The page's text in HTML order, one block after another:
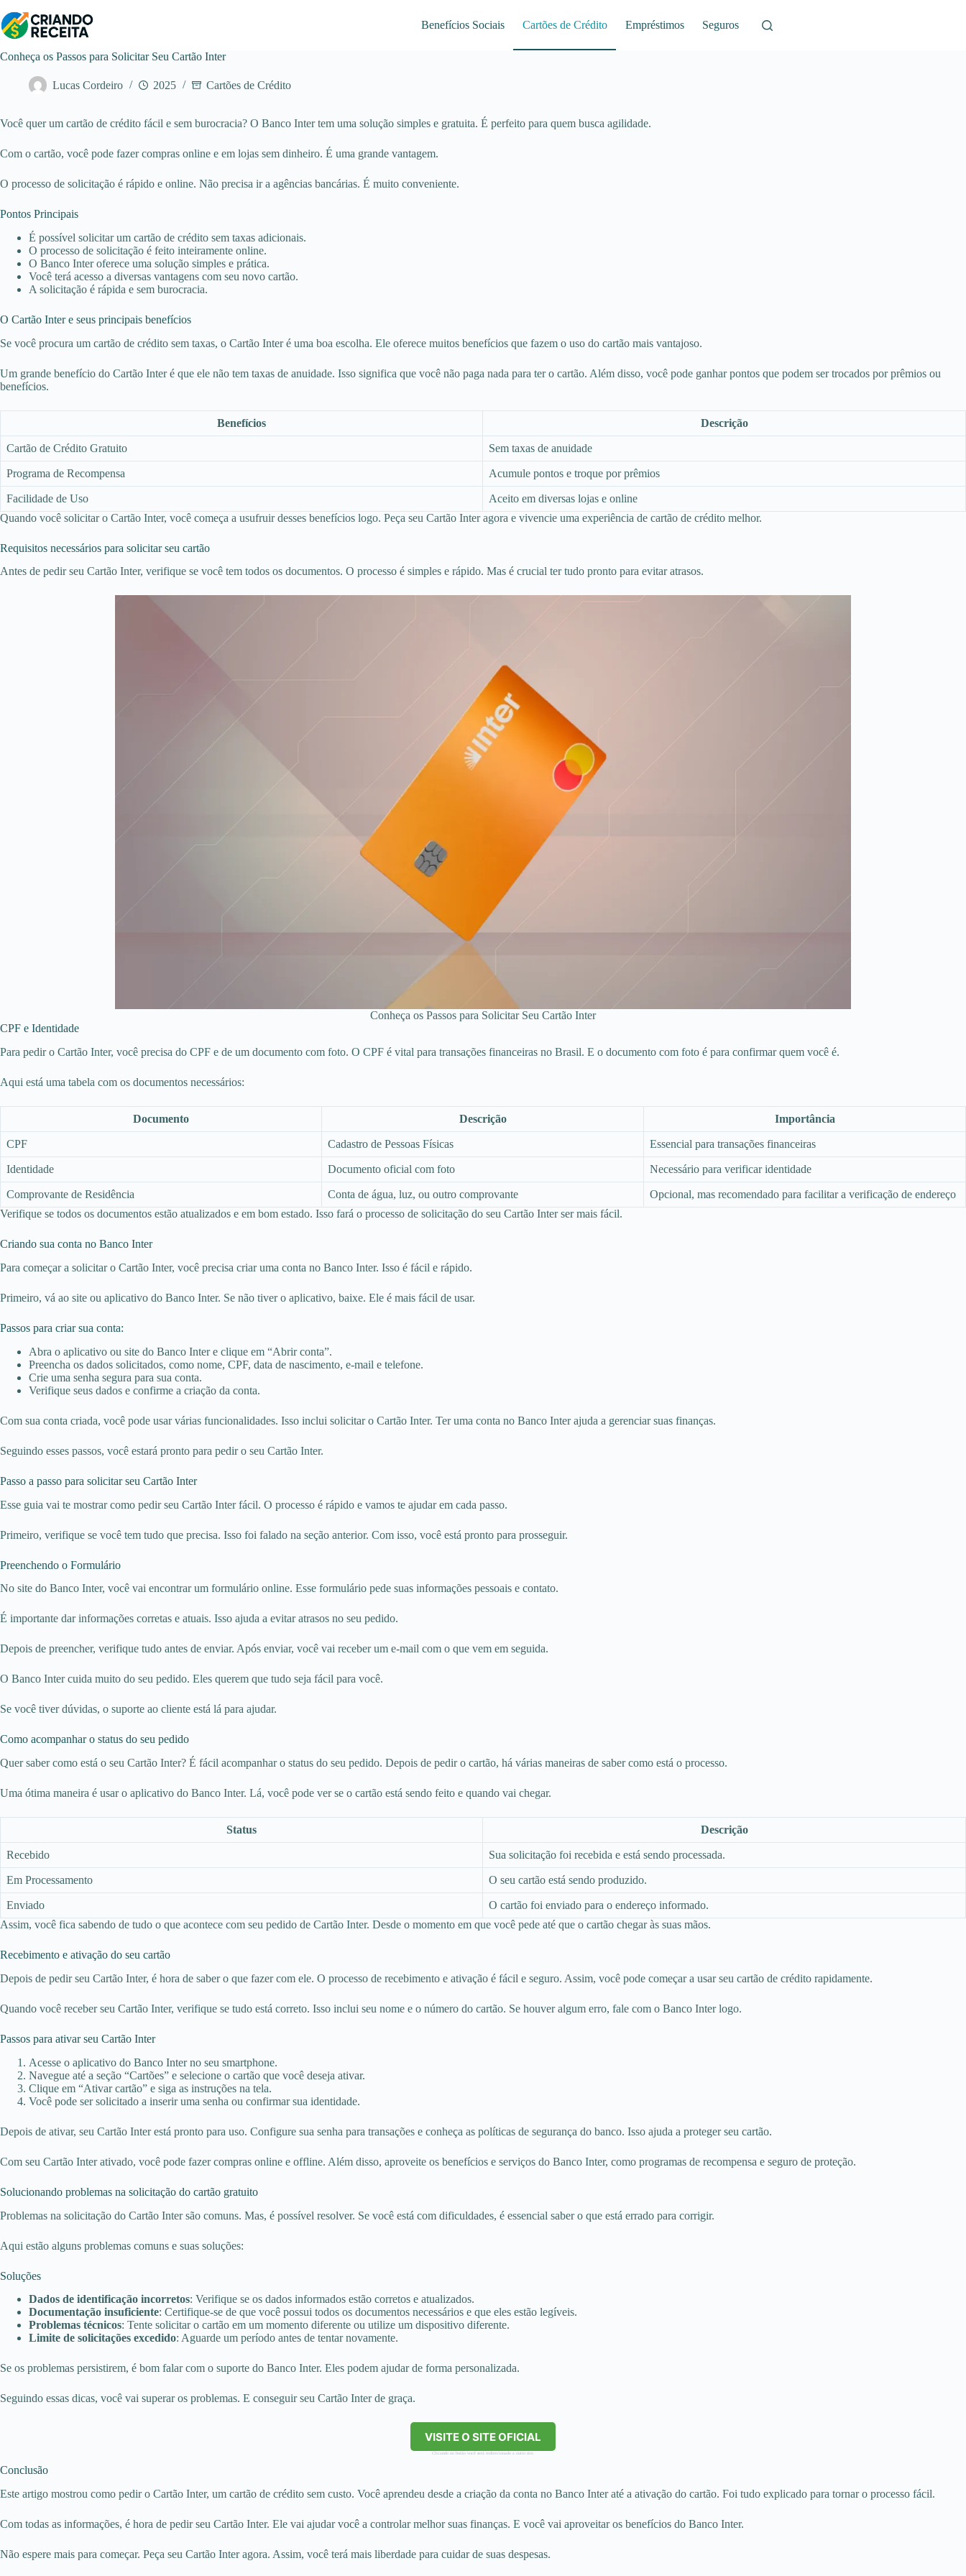
para
o
Benefícios Sociais Cartões de Crédito Empréstimos Seguros
Conheça os Passos para Solicitar Seu Cartão Inter
Lucas Cordeiro 2025 Cartões de Crédito
Você quer um cartão de crédito fácil e sem burocracia? O Banco Inter tem uma solução simples e gratuita. É perfeito para quem busca agilidade.
Com o cartão, você pode fazer compras online e em lojas sem dinheiro. É uma grande vantagem.
O processo de solicitação é rápido e online. Não precisa ir a agências bancárias. É muito conveniente.
Pontos Principais
É possível solicitar um cartão de crédito sem taxas adicionais.
O processo de solicitação é feito inteiramente online.
O Banco Inter oferece uma solução simples e prática.
Você terá acesso a diversas vantagens com seu novo cartão.
A solicitação é rápida e sem burocracia.
O Cartão Inter e seus principais benefícios
Se você procura um cartão de crédito sem taxas, o Cartão Inter é uma boa escolha. Ele oferece muitos benefícios que fazem o uso do cartão mais vantajoso.
Um grande benefício do Cartão Inter é que ele não tem taxas de anuidade. Isso significa que você não paga nada para ter o cartão. Além disso, você pode ganhar pontos que podem ser trocados por prêmios ou
benefícios.
Benefícios Descrição
Cartão de Crédito Gratuito Sem taxas de anuidade
Programa de Recompensa Acumule pontos e troque por prêmios
Facilidade de Uso
Aceito em diversas lojas e online
Quando você solicitar o Cartão Inter, você começa a usufruir desses benefícios logo. Peça seu Cartão Inter agora e vivencie uma experiência de cartão de crédito melhor.
Requisitos necessários para solicitar seu cartão
Antes de pedir seu Cartão Inter, verifique se você tem todos os documentos. O processo é simples e rápido. Mas é crucial ter tudo pronto para evitar atrasos.
Conheça os Passos para Solicitar Seu Cartão Inter
CPF e Identidade
Para pedir o Cartão Inter, você precisa do CPF e de um documento com foto. O CPF é vital para transações financeiras no Brasil. E o documento com foto é para confirmar quem você é.
Aqui está uma tabela com os documentos necessários:
Documento Descrição Importância
CPF Cadastro de Pessoas Físicas Essencial para transações financeiras
Identidade Documento oficial com foto Necessário para verificar identidade
Comprovante de Residência Conta de água, luz, ou outro comprovante
Opcional, mas recomendado para facilitar a verificação de endereço
Verifique se todos os documentos estão atualizados e em bom estado. Isso fará o processo de solicitação do seu Cartão Inter ser mais fácil.
Criando sua conta no Banco Inter
Para começar a solicitar o Cartão Inter, você precisa criar uma conta no Banco Inter. Isso é fácil e rápido.
Primeiro, vá ao site ou aplicativo do Banco Inter. Se não tiver o aplicativo, baixe. Ele é mais fácil de usar.
Passos para criar sua conta:
Abra o aplicativo ou site do Banco Inter e clique em “Abrir conta”.
Preencha os dados solicitados, como nome, CPF, data de nascimento, e-mail e telefone.
Crie uma senha segura para sua conta.
Verifique seus dados e confirme a criação da conta.
Com sua conta criada, você pode usar várias funcionalidades. Isso inclui solicitar o Cartão Inter. Ter uma conta no Banco Inter ajuda a gerenciar suas finanças.
Seguindo esses passos, você estará pronto para pedir o seu Cartão Inter.
Passo a passo para solicitar seu Cartão Inter
Esse guia vai te mostrar como pedir seu Cartão Inter fácil. O processo é rápido e vamos te ajudar em cada passo.
Primeiro, verifique se você tem tudo que precisa. Isso foi falado na seção anterior. Com isso, você está pronto para prosseguir.
Preenchendo o Formulário
No site do Banco Inter, você vai encontrar um formulário online. Esse formulário pede suas informações pessoais e contato.
É importante dar informações corretas e atuais. Isso ajuda a evitar atrasos no seu pedido.
Depois de preencher, verifique tudo antes de enviar. Após enviar, você vai receber um e-mail com o que vem em seguida.
O Banco Inter cuida muito do seu pedido. Eles querem que tudo seja fácil para você.
Se você tiver dúvidas, o suporte ao cliente está lá para ajudar.
Como acompanhar o status do seu pedido
Quer saber como está o seu Cartão Inter? É fácil acompanhar o status do seu pedido. Depois de pedir o cartão, há várias maneiras de saber como está o processo.
Uma ótima maneira é usar o aplicativo do Banco Inter. Lá, você pode ver se o cartão está sendo feito e quando vai chegar.
Status Descrição
Recebido Sua solicitação foi recebida e está sendo processada.
Em Processamento O seu cartão está sendo produzido.
Enviado
O cartão foi enviado para o endereço informado.
Assim, você fica sabendo de tudo o que acontece com seu pedido de Cartão Inter. Desde o momento em que você pede até que o cartão chegar às suas mãos.
Recebimento e ativação do seu cartão
Depois de pedir seu Cartão Inter, é hora de saber o que fazer com ele. O processo de recebimento e ativação é fácil e seguro. Assim, você pode começar a usar seu cartão de crédito rapidamente.
Quando você receber seu Cartão Inter, verifique se tudo está correto. Isso inclui seu nome e o número do cartão. Se houver algum erro, fale com o Banco Inter logo.
Passos para ativar seu Cartão Inter
Acesse o aplicativo do Banco Inter no seu smartphone.
Navegue até a seção “Cartões” e selecione o cartão que você deseja ativar.
Clique em “Ativar cartão” e siga as instruções na tela.
Você pode ser solicitado a inserir uma senha ou confirmar sua identidade.
Depois de ativar, seu Cartão Inter está pronto para uso. Configure sua senha para transações e conheça as políticas de segurança do banco. Isso ajuda a proteger seu cartão.
Com seu Cartão Inter ativado, você pode fazer compras online e offline. Além disso, aproveite os benefícios e serviços do Banco Inter, como programas de recompensa e seguro de proteção.
Solucionando problemas na solicitação do cartão gratuito
Problemas na solicitação do Cartão Inter são comuns. Mas, é possível resolver. Se você está com dificuldades, é essencial saber o que está errado para corrigir.
Aqui estão alguns problemas comuns e suas soluções:
Soluções
Dados de identificação incorretos: Verifique se os dados informados estão corretos e atualizados.
Documentação insuficiente: Certifique-se de que você possui todos os documentos necessários e que eles estão legíveis.
Problemas técnicos: Tente solicitar o cartão em um momento diferente ou utilize um dispositivo diferente.
Limite de solicitações excedido: Aguarde um período antes de tentar novamente.
Se os problemas persistirem, é bom falar com o suporte do Banco Inter. Eles podem ajudar de forma personalizada.
Seguindo essas dicas, você vai superar os problemas. E conseguir seu Cartão Inter de graça.
VISITE O SITE OFICIAL
Clicando no botão você será redirecionado a outro site.
Conclusão
Este artigo mostrou como pedir o Cartão Inter, um cartão de crédito sem custo. Você aprendeu desde a criação da conta no Banco Inter até a ativação do cartão. Foi tudo explicado para tornar o processo fácil.
Com todas as informações, é hora de pedir seu Cartão Inter. Ele vai ajudar você a controlar melhor suas finanças. E você vai aproveitar os benefícios do Banco Inter.
Não espere mais para começar. Peça seu Cartão Inter agora. Assim, você terá mais liberdade para cuidar de suas despesas.